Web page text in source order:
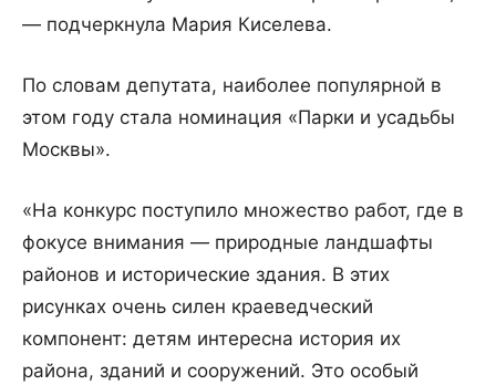
— подчеркнула Мария Киселева.
По словам депутата, наиболее популярной в
этом году стала номинация «Парки и усадьбы
Москвы».
«На конкурс поступило множество работ, где в
фокусе внимания — природные ландшафты
районов и исторические здания. В этих
рисунках очень силен краеведческий
компонент: детям интересна история их
района, зданий и сооружений. Это особый